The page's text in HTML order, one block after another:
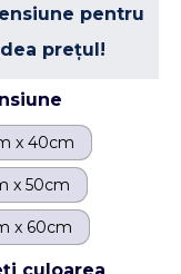
pentru
prețul!
x 40cm
x 50cm
x 60cm